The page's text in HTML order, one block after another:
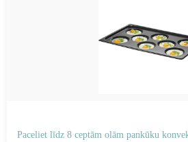
Paceliet līdz 8 ceptām olām pankūku